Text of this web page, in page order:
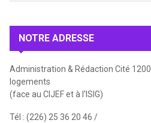
NOTRE ADRESSE
Administration & Rédaction Cité 1200
logements
(face au CIJEF et à l'ISIG)
Tél : (226) 25 36 20 46 /